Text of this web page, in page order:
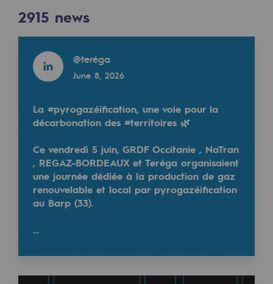
Our culture and values
A certified organisation
Our organisation
Our organisation
Governance
Institutional publications
Where to find us
2915 NEWS
Read more
@teréga
À l'occasion des journées de la
2915 news
@teréga
June 8, 2026
La #pyrogazéification, une voie pour la
décarbonation des #territoires 🌿
Ce vendredi 5 juin, GRDF Occitanie , NaTran
, REGAZ-BORDEAUX et Teréga organisaient
une journée dédiée à la production de gaz
renouvelable et local par pyrogazéification
au Barp (33).
…